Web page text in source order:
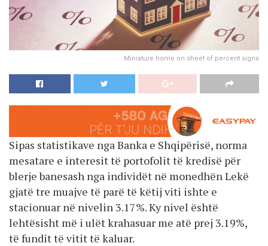
Miniature home on sheet of percent signs
Sipas statistikave nga Banka e Shqipërisë, norma
mesatare e interesit të portofolit të kredisë për
blerje banesash nga individët në monedhën Lekë
gjatë tre muajve të parë të këtij viti ishte e
stacionuar në nivelin 3.17%. Ky nivel është
lehtësisht më i ulët krahasuar me atë prej 3.19%,
të fundit të vitit të kaluar.